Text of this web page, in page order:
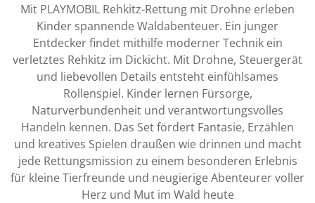
Mit PLAYMOBIL Rehkitz-Rettung mit Drohne erleben
Kinder spannende Waldabenteuer. Ein junger
Entdecker findet mithilfe moderner Technik ein
verletztes Rehkitz im Dickicht. Mit Drohne, Steuergerät
und liebevollen Details entsteht einfühlsames
Rollenspiel. Kinder lernen Fürsorge,
Naturverbundenheit und verantwortungsvolles
Handeln kennen. Das Set fördert Fantasie, Erzählen
und kreatives Spielen draußen wie drinnen und macht
jede Rettungsmission zu einem besonderen Erlebnis
für kleine Tierfreunde und neugierige Abenteurer voller
Herz und Mut im Wald heute